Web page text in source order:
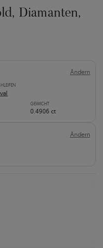
Diamanten,
Ändern
GEWICHT
0.4906 ct
Ändern